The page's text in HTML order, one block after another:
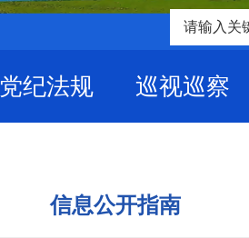
党纪法规 巡视巡察
信息公开指南